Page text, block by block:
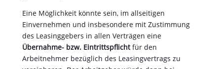
Eine Möglichkeit könnte sein, im allseitigen
Einvernehmen und insbesondere mit Zustimmung
des Leasinggebers in allen Verträgen eine
Übernahme- bzw. Eintrittspflichtfür den
Arbeitnehmer bezüglich des Leasingvertrags zu